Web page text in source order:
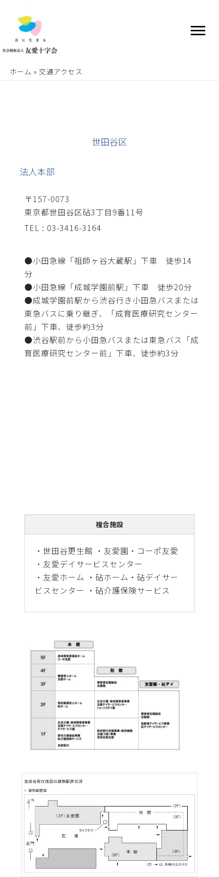
ホーム » 交通アクセス
世田谷区
法人本部
〒157-0073
東京都世田谷区砧3丁目9番11号
TEL : 03-3416-3164
●小田急線「祖師ヶ谷大蔵駅」下車 徒歩14
分
●小田急線「成城学園前駅」下車 徒歩20分
●成城学園前駅から渋谷行き小田急バスまたは
東急バスに乗り継ぎ、「成育医療研究センター
前」下車、徒歩約3分
●渋谷駅前から小田急バスまたは東急バス「成
育医療研究センター前」下車、徒歩約3分
複合施設
・世田谷更生館 ・友愛園・コーポ友愛
・友愛デイサービスセンター
・友愛ホーム ・砧ホーム・砧デイサー
ビスセンター ・砧介護保険サービス